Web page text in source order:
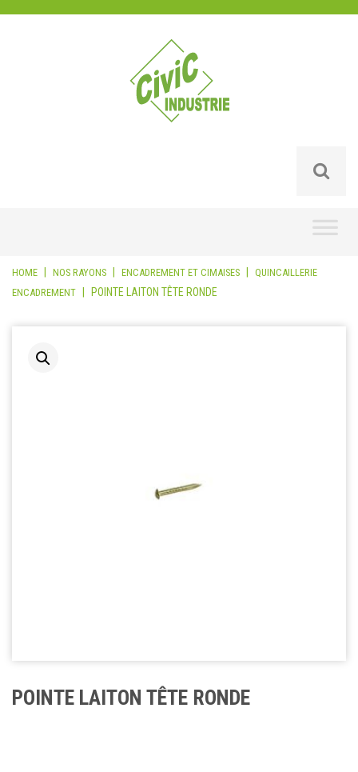
HOME NOS RAYONS ENCADREMENT ET CIMAISES
QUINCAILLERIE
ENCADREMENT
POINTE LAITON TÊTE RONDE
POINTE LAITON TÊTE RONDE